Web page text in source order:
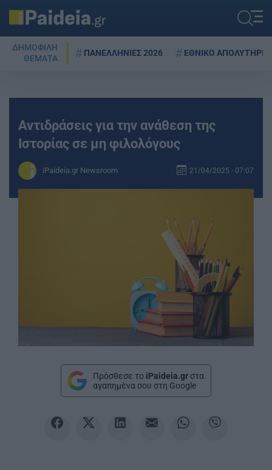
ΔΗΜΟΦΙΛΗ
ΘΕΜΑΤΑ
ΠΑΝΕΛΛΗΝΙΕΣ 2026 ΕΘΝΙΚΟ ΑΠΟΛΥΤΗΡΙΟ
Αντιδράσεις για την ανάθεση της
Ιστορίας σε μη φιλολόγους
iPaideia.gr Newsroom 21/04/2025 - 07:07
Πρόσθεσε το iPaideia.gr στα
αγαπημένα σου στη Google